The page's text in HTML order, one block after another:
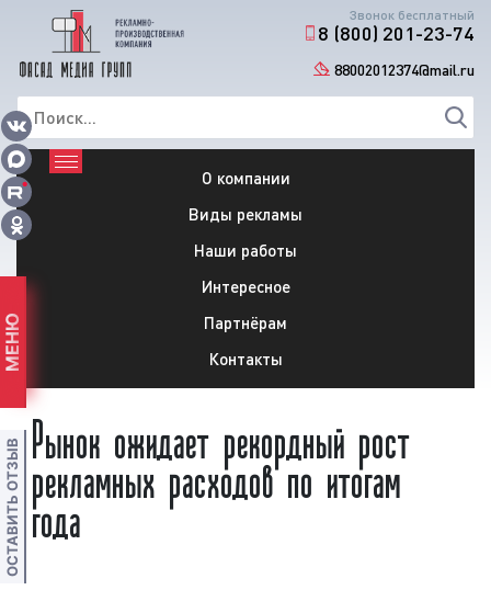
Звонок бесплатный
8 (800) 201-23-74
88002012374@mail.ru
О компании
Виды рекламы
Наши работы
Интересное
Партнёрам
Контакты
Рынок ожидает рекордный рост
рекламных расходов по итогам
года
МЕНЮ
ОСТАВИТЬ ОТЗЫВ